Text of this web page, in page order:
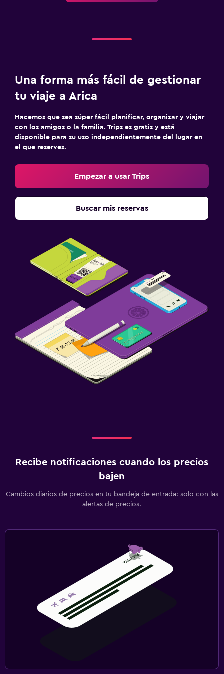
Una forma más fácil de gestionar
tu viaje a Arica
Hacemos que sea súper fácil planificar, organizar y viajar
con los amigos o la familia. Trips es gratis y está
disponible para su uso independientemente del lugar en
el que reserves.
Empezar a usar Trips
Buscar mis reservas
Recibe notificaciones cuando los precios
bajen
Cambios diarios de precios en tu bandeja de entrada: solo con las
alertas de precios.